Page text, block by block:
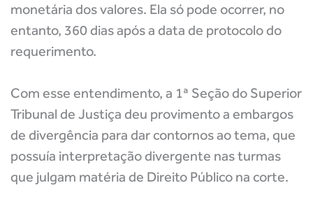
monetária dos valores. Ela só pode ocorrer, no
entanto, 360 dias após a data de protocolo do
requerimento.
Com esse entendimento, a 1ª Seção do Superior
Tribunal de Justiça deu provimento a embargos
de divergência para dar contornos ao tema, que
possuía interpretação divergente nas turmas
que julgam matéria de Direito Público na corte.